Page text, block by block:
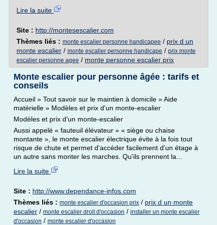
Lire la suite
Site : http://montesescalier.com
Thèmes liés : monte escalier personne handicapee / prix d un
monte escalier / monte escalier personne handicape / prix monte
escalier personne agee / monte personne escalier prix
Monte escalier pour personne âgée : tarifs et
conseils
Accueil » Tout savoir sur le maintien à domicile » Aide
matérielle » Modèles et prix d'un monte-escalier
Modèles et prix d'un monte-escalier
Aussi appelé « fauteuil élévateur » « siège ou chaise
montante », le monte escalier électrique évite à la fois tout
risque de chute et permet d'accéder facilement d'un étage à
un autre sans monter les marches. Qu'ils prennent la...
Lire la suite
Site : http://www.dependance-infos.com
Thèmes liés : monte escalier d'occasion prix / prix d un monte
escalier / monte escalier droit d'occasion / installer un monte escalier
d'occasion / monte escalier d'occasion